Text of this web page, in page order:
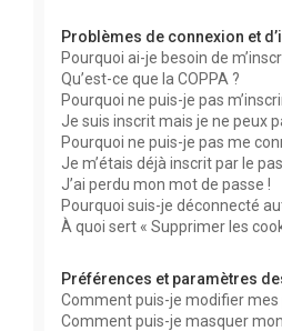
Problèmes de connexion et
Pourquoi ai-je besoin de
Qu’est-ce que la COPPA ?
Pourquoi ne puis-je pas
Je suis inscrit mais je ne peux
Pourquoi ne puis-je pas me
Je m’étais déjà inscrit par le
J’ai perdu mon mot de passe !
Pourquoi suis-je déconnecté
À quoi sert « Supprimer les
Préférences et paramètres
Comment puis-je modifier mes
Comment puis-je masquer